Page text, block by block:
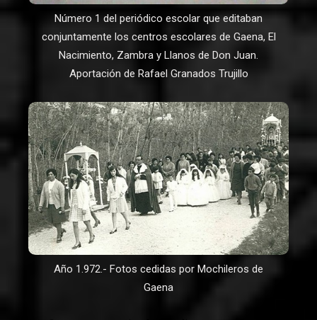
Número 1 del periódico escolar que editaban
conjuntamente los centros escolares de Gaena, El
Nacimiento, Zambra y Llanos de Don Juan.
Aportación de Rafael Granados Trujillo
Año 1.972.- Fotos cedidas por Mochileros de
Gaena